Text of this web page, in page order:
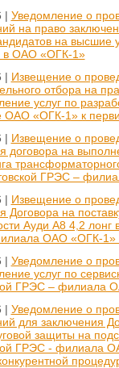
| Уведомление о
на право
на высшие
в ОАО «ОГК-1»
| Извещение о
отбора на
услуг по
ОАО «ОГК-1» к
| Извещение о
договора на
ГРЭС –
| Извещение о
Договора на
Ауди А8 4,2 лонг
ОАО «ОГК-1»
| Уведомление о
услуг по
ГРЭС – филиала
| Уведомление о
для заключения
защиты на
ГРЭС - филиала